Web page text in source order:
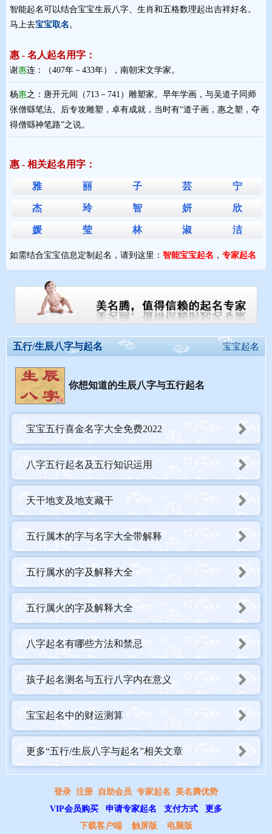
智能起名可以结合宝宝生辰八字、生肖和五格数理起出吉祥好名。
马上去宝宝取名。
惠 - 名人起名用字：
谢惠连：（407年－433年），南朝宋文学家。
杨惠之：唐开元间（713－741）雕塑家。早年学画，与吴道子同师
张僧繇笔法。后专攻雕塑，卓有成就，当时有“道子画，惠之塑，夺
得僧繇神笔路”之说。
惠 - 相关起名用字：
雅 丽 子 芸 宁
杰 玲 智 妍 欣
媛 莹 林 淑 洁
如需结合宝宝信息定制起名，请到这里： 智能宝宝起名 ， 专家起名
宝宝起名
五行/生辰八字与起名
你想知道的生辰八字与五行起名
宝宝五行喜金名字大全免费2022
八字五行起名及五行知识运用
天干地支及地支藏干
五行属木的字与名字大全带解释
五行属水的字及解释大全
五行属火的字及解释大全
八字起名有哪些方法和禁忌
孩子起名测名与五行八字内在意义
宝宝起名中的财运测算
更多“五行/生辰八字与起名”相关文章
登录 注册 自助会员 专家起名 美名腾优势
VIP会员购买
申请专家起名 支付方式
更多
下载客户端
触屏版 电脑版